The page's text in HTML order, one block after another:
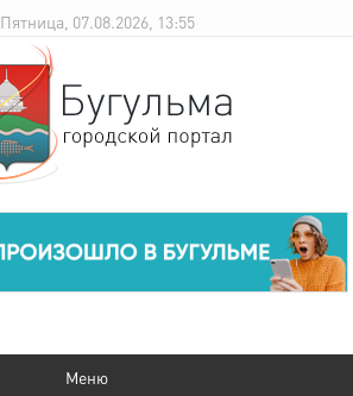
Пятница, 07.08.2026, 13:55